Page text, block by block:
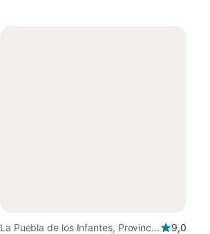
La Puebla de los Infantes, Province
9,0